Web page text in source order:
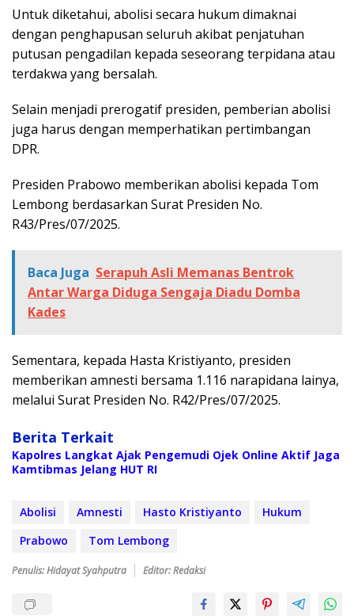
Untuk diketahui, abolisi secara hukum dimaknai
dengan penghapusan seluruh akibat penjatuhan
putusan pengadilan kepada seseorang terpidana atau
terdakwa yang bersalah.
Selain menjadi prerogatif presiden, pemberian abolisi
juga harus dengan memperhatikan pertimbangan
DPR.
Presiden Prabowo memberikan abolisi kepada Tom
Lembong berdasarkan Surat Presiden No.
R43/Pres/07/2025.
Baca Juga Serapuh Asli Memanas Bentrok
Antar Warga Diduga Sengaja Diadu Domba
Kades
Sementara, kepada Hasta Kristiyanto, presiden
memberikan amnesti bersama 1.116 narapidana lainya,
melalui Surat Presiden No. R42/Pres/07/2025.
Berita Terkait
Kapolres Langkat Ajak Pengemudi Ojek Online Aktif Jaga
Kamtibmas Jelang HUT RI
Abolisi Amnesti Hasto Kristiyanto
Hukum
Prabowo
Tom Lembong
Penulis: Hidayat Syahputra Editor: Redaksi